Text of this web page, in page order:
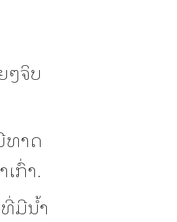
ໆຈິບ
ທາດ
ກົ່າ.
ມີນ້ຳ